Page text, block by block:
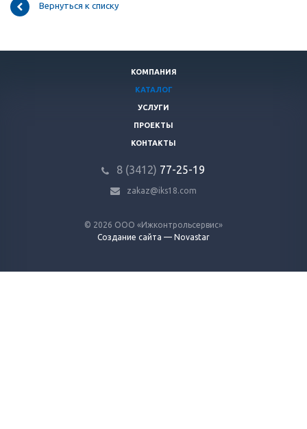
Вернуться к списку
КОМПАНИЯ
КАТАЛОГ
УСЛУГИ
ПРОЕКТЫ
КОНТАКТЫ
8 (3412) 77-25-19
zakaz@iks18.com
© 2026 ООО «Ижконтрольсервис»
Создание сайта — Novastar